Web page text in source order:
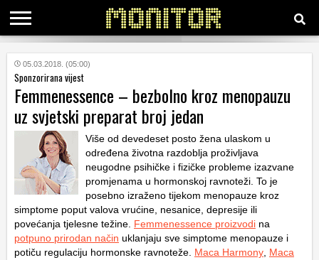
KATEGORIJE
HRVATSKI
WEB
05.03.2018. (05:00)
Sponzorirana vijest
Femmenessence – bezbolno kroz menopauzu
uz svjetski preparat broj jedan
Više od devedeset posto žena ulaskom u
određena životna razdoblja proživljava
neugodne psihičke i fizičke probleme izazvane
promjenama u hormonskoj ravnoteži. To je
posebno izraženo tijekom menopauze kroz
simptome poput valova vrućine, nesanice, depresije ili
povećanja tjelesne težine. Femmenessence proizvodi na
potpuno prirodan način uklanjaju sve simptome menopauze i
potiču regulaciju hormonske ravnoteže. Maca Harmony Maca